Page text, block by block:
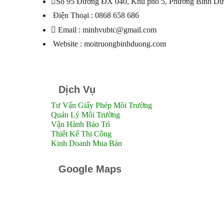
Điện Thoại : 0868 658 686
Email : minhvubtc@gmail.com
Website : moitruongbinhduong.com
Dịch Vụ
Tư Vấn Giấy Phép Môi Trường
Quản Lý Môi Trường
Vận Hành Bảo Trì
Thiết Kế Thi Công
Kinh Doanh Mua Bán
Google Maps